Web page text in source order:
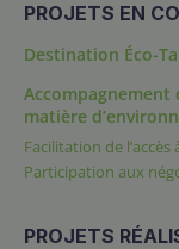
PROJETS EN
Destination Éco-
matière
Facilitation de
Participation aux
PROJETS